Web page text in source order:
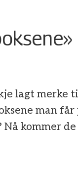
lagt merke
man
Nå kommer